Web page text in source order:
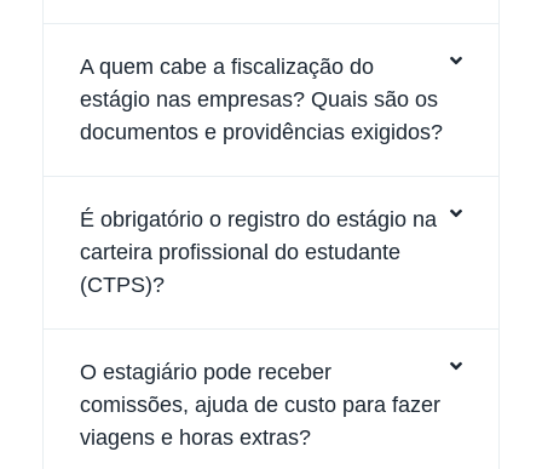
A quem cabe a fiscalização do
estágio nas empresas? Quais são os
documentos e providências exigidos?
É obrigatório o registro do estágio na
carteira profissional do estudante
(CTPS)?
O estagiário pode receber
comissões, ajuda de custo para fazer
viagens e horas extras?